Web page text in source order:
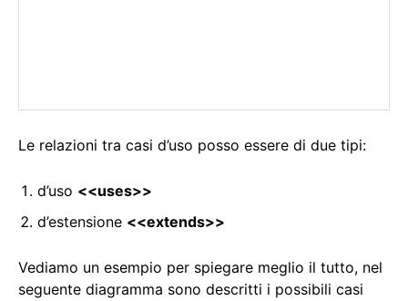
Le relazioni tra casi d’uso posso essere di due tipi:
d’uso <<uses>>
d’estensione <<extends>>
Vediamo un esempio per spiegare meglio il tutto, nel
seguente diagramma sono descritti i possibili casi